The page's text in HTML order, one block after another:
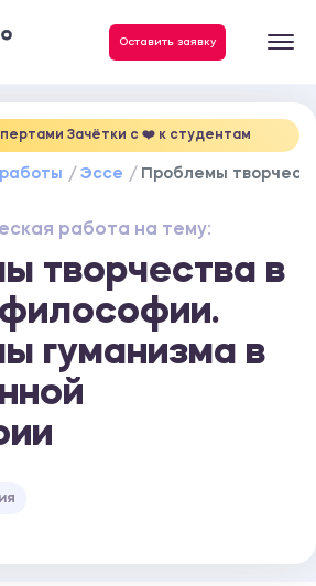
Оставить заявку
Зачётки c ❤️ к студентам
Эссе Проблемы
работа на тему:
творчества в
гуманизма в